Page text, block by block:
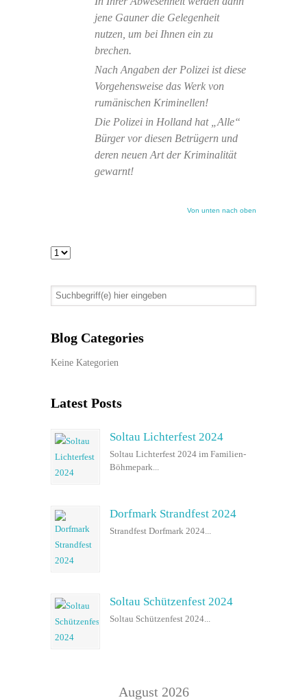
jene Gauner die Gelegenheit
nutzen, um bei Ihnen ein zu
brechen.
Nach Angaben der Polizei ist diese
Vorgehensweise das Werk von
rumänischen Kriminellen!
Die Polizei in Holland hat „Alle“
Bürger vor diesen Betrügern und
deren neuen Art der Kriminalität
gewarnt!
Von unten nach oben
Blog Categories
Keine Kategorien
Latest Posts
Soltau Lichterfest 2024
Soltau Lichterfest 2024 im Familien-
Böhmepark...
Dorfmark Strandfest 2024
Strandfest Dorfmark 2024...
Soltau Schützenfest 2024
Soltau Schützenfest 2024...
August 2026